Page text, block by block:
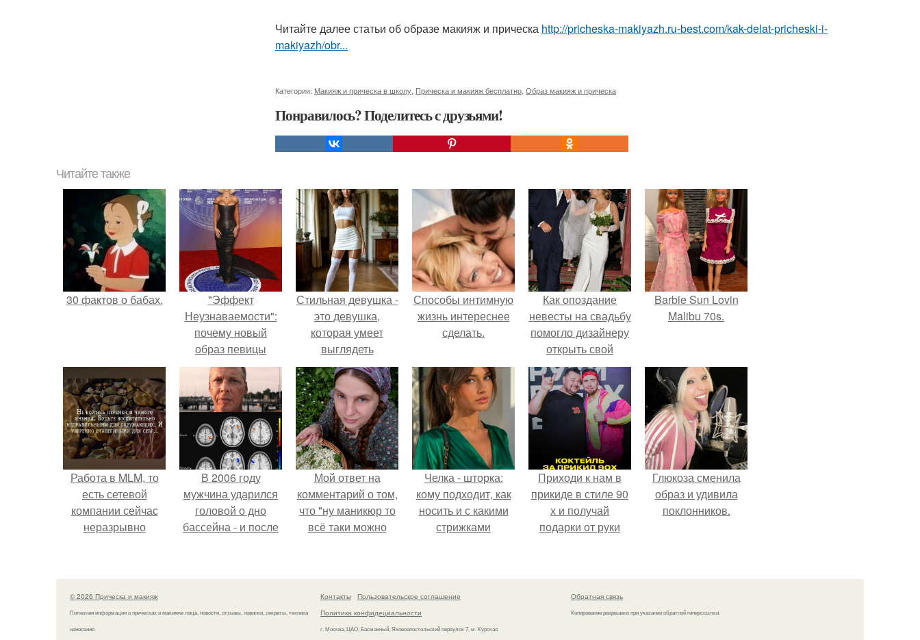
Читайте далее статьи об образе макияж и прическа http://pricheska-makiyazh.ru-best.com/kak-delat-pricheski-i-
makiyazh/obr...
Категории: Макияж и прическа в школу Прическа и макияж бесплатно Образ макияж и прическа
Понравилось? Поделитесь с друзьями!
Читайте также
30 фактов о бабах.
"Эффект
Неузнаваемости":
почему новый
образ певицы
вызвал споры о
гранях
возможного?
Стильная девушка -
это девушка,
которая умеет
выглядеть
привлекательно и
элегантно в любои
ситуации.
Способы интимную
жизнь интереснее
сделать.
Как опоздание
невесты на свадьбу
помогло дизайнеру
открыть свой
бренд.
Barbie Sun Lovin
Malibu 70s.
Работа в MLM, то
есть сетевой
компании сейчас
неразрывно
своей страницы в
соц сетях.
В 2006 году
мужчина ударился
головой о дно
бассейна - и после
странным образом.
Мой ответ на
комментарий о том,
что "ну маникюр то
всё таки можно
Челка - шторка:
кому подходит, как
носить и с какими
стрижками
Приходи к нам в
прикиде в стиле 90
х и получай
подарки от руки
Глюкоза сменила
образ и удивила
поклонников.
© 2026 Прическа и макияж
Полезная информация о прическах и макияже лица, новости, отзывы, новинки, секреты, техника
нанесения
Контакты
Пользовательское соглашение
Политика конфидециальности
г. Москва, ЦАО, Басманный, Яковоапостольский переулок 7, м. Курская
Обратная связь
Копирование разрешено при указании обратной гиперссылки.